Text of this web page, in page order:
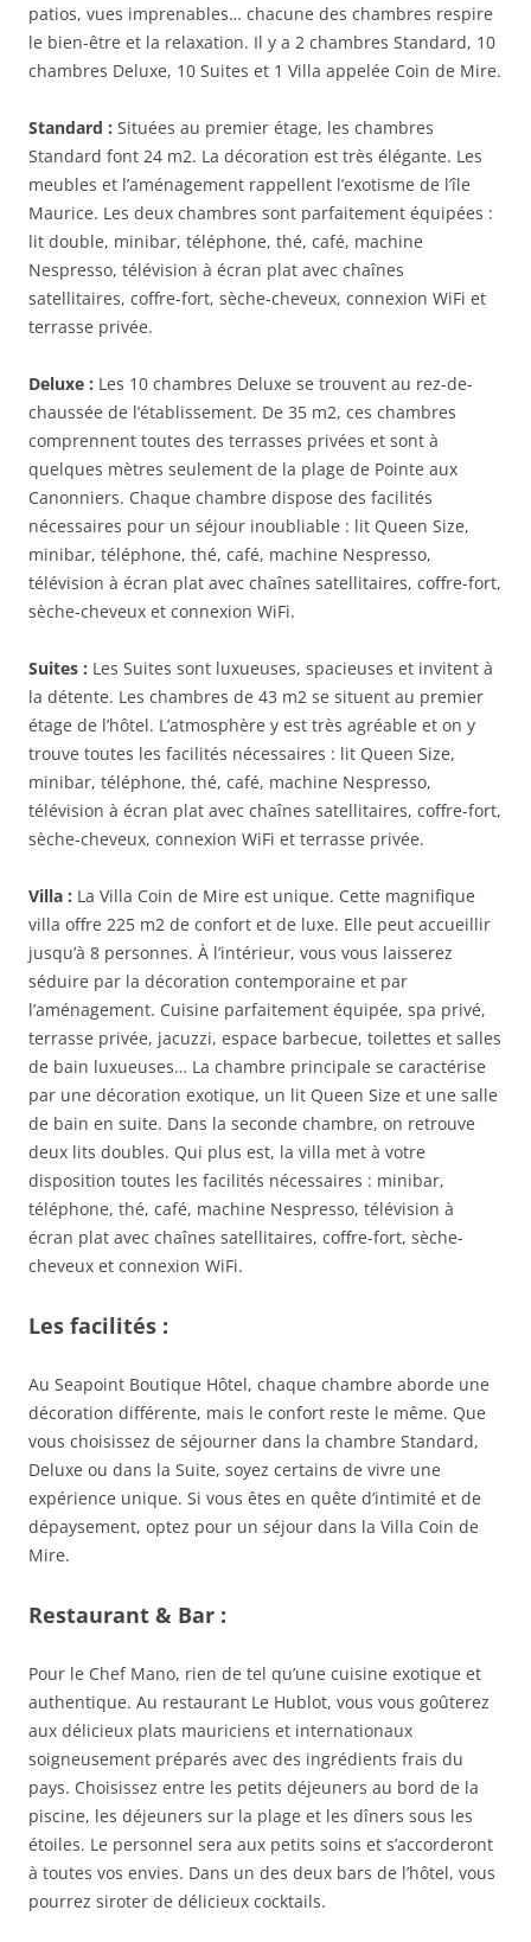
patios, vues imprenables… chacune des chambres respire
le bien-être et la relaxation. Il y a 2 chambres Standard, 10
chambres Deluxe, 10 Suites et 1 Villa appelée Coin de Mire.
Standard : Situées au premier étage, les chambres
Standard font 24 m2. La décoration est très élégante. Les
meubles et l’aménagement rappellent l’exotisme de l’île
Maurice. Les deux chambres sont parfaitement équipées :
lit double, minibar, téléphone, thé, café, machine
Nespresso, télévision à écran plat avec chaînes
satellitaires, coffre-fort, sèche-cheveux, connexion WiFi et
terrasse privée.
Deluxe : Les 10 chambres Deluxe se trouvent au rez-de-
chaussée de l’établissement. De 35 m2, ces chambres
comprennent toutes des terrasses privées et sont à
quelques mètres seulement de la plage de Pointe aux
Canonniers. Chaque chambre dispose des facilités
nécessaires pour un séjour inoubliable : lit Queen Size,
minibar, téléphone, thé, café, machine Nespresso,
télévision à écran plat avec chaînes satellitaires, coffre-fort,
sèche-cheveux et connexion WiFi.
Suites : Les Suites sont luxueuses, spacieuses et invitent à
la détente. Les chambres de 43 m2 se situent au premier
étage de l’hôtel. L’atmosphère y est très agréable et on y
trouve toutes les facilités nécessaires : lit Queen Size,
minibar, téléphone, thé, café, machine Nespresso,
télévision à écran plat avec chaînes satellitaires, coffre-fort,
sèche-cheveux, connexion WiFi et terrasse privée.
Villa : La Villa Coin de Mire est unique. Cette magnifique
villa offre 225 m2 de confort et de luxe. Elle peut accueillir
jusqu’à 8 personnes. À l’intérieur, vous vous laisserez
séduire par la décoration contemporaine et par
l’aménagement. Cuisine parfaitement équipée, spa privé,
terrasse privée, jacuzzi, espace barbecue, toilettes et salles
de bain luxueuses… La chambre principale se caractérise
par une décoration exotique, un lit Queen Size et une salle
de bain en suite. Dans la seconde chambre, on retrouve
deux lits doubles. Qui plus est, la villa met à votre
disposition toutes les facilités nécessaires : minibar,
téléphone, thé, café, machine Nespresso, télévision à
écran plat avec chaînes satellitaires, coffre-fort, sèche-
cheveux et connexion WiFi.
Les facilités :
Au Seapoint Boutique Hôtel, chaque chambre aborde une
décoration différente, mais le confort reste le même. Que
vous choisissez de séjourner dans la chambre Standard,
Deluxe ou dans la Suite, soyez certains de vivre une
expérience unique. Si vous êtes en quête d’intimité et de
dépaysement, optez pour un séjour dans la Villa Coin de
Mire.
Restaurant & Bar :
Pour le Chef Mano, rien de tel qu’une cuisine exotique et
authentique. Au restaurant Le Hublot, vous vous goûterez
aux délicieux plats mauriciens et internationaux
soigneusement préparés avec des ingrédients frais du
pays. Choisissez entre les petits déjeuners au bord de la
piscine, les déjeuners sur la plage et les dîners sous les
étoiles. Le personnel sera aux petits soins et s’accorderont
à toutes vos envies. Dans un des deux bars de l’hôtel, vous
pourrez siroter de délicieux cocktails.